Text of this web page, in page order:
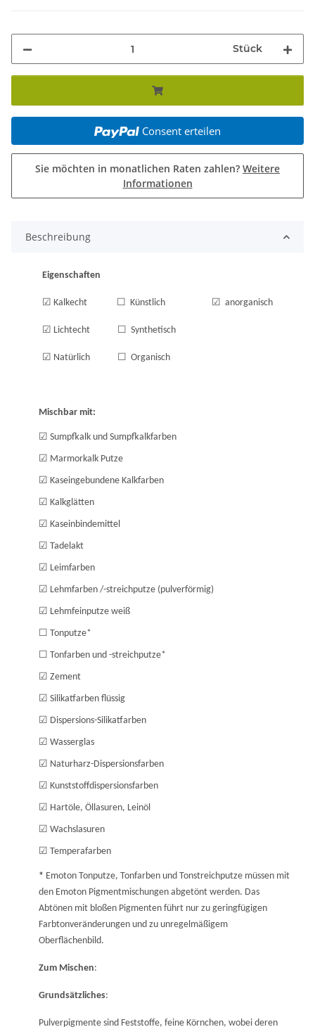
Stück
Consent erteilen
Sie möchten in monatlichen Raten zahlen? Weitere
Informationen
Beschreibung
Eigenschaften
☑ Kalkecht ☐ Künstlich ☑ anorganisch
☑ Lichtecht ☐ Synthetisch
☑ Natürlich ☐ Organisch
Mischbar mit:
☑ Sumpfkalk und Sumpfkalkfarben
☑ Marmorkalk Putze
☑ Kaseingebundene Kalkfarben
☑ Kalkglätten
☑ Kaseinbindemittel
☑ Tadelakt
☑ Leimfarben
☑ Lehmfarben /-streichputze (pulverförmig)
☑ Lehmfeinputze weiß
☐ Tonputze*
☐ Tonfarben und -streichputze*
☑ Zement
☑ Silikatfarben flüssig
☑ Dispersions-Silikatfarben
☑ Wasserglas
☑ Naturharz-Dispersionsfarben
☑ Kunststoffdispersionsfarben
☑ Hartöle, Öllasuren, Leinöl
☑ Wachslasuren
☑ Temperafarben
* Emoton Tonputze, Tonfarben und Tonstreichputze müssen mit
den Emoton Pigmentmischungen abgetönt werden. Das
Abtönen mit bloßen Pigmenten führt nur zu geringfügigen
Farbtonveränderungen und zu unregelmäßigem
Oberflächenbild.
Zum Mischen:
Grundsätzliches:
Pulverpigmente sind Feststoffe, feine Körnchen, wobei deren